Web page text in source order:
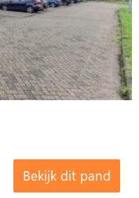
Bekijk dit pand